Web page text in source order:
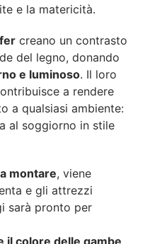
e la matericità.
creano un contrasto
del legno, donando
e luminoso. Il loro
a rendere
a qualsiasi ambiente:
al soggiorno in stile
montare, viene
e gli attrezzi
sarà pronto per
il colore delle gambe